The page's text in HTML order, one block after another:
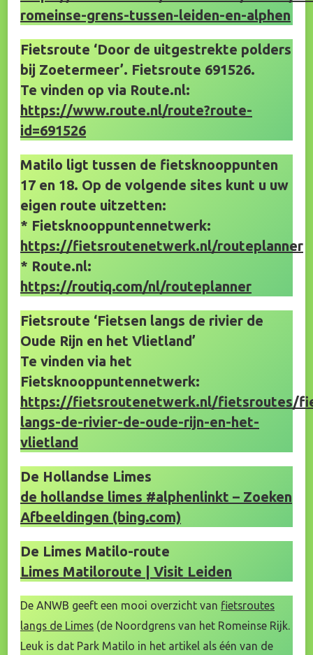
romeinse-grens-tussen-leiden-en-alphen
Fietsroute ‘Door de uitgestrekte polders
bij Zoetermeer’. Fietsroute 691526.
Te vinden op via Route.nl:
https://www.route.nl/route?route-
id=691526
Matilo ligt tussen de fietsknooppunten
17 en 18. Op de volgende sites kunt u uw
eigen route uitzetten:
* Fietsknooppuntennetwerk:
https://fietsroutenetwerk.nl/routeplanner
* Route.nl:
https://routiq.com/nl/routeplanner
Fietsroute ‘Fietsen langs de rivier de
Oude Rijn en het Vlietland’
Te vinden via het
Fietsknooppuntennetwerk:
https://fietsroutenetwerk.nl/fietsroutes/
langs-de-rivier-de-oude-rijn-en-het-
vlietland
De Hollandse Limes
de hollandse limes #alphenlinkt – Zoeken
Afbeeldingen (bing.com)
De Limes Matilo-route
Limes Matiloroute | Visit Leiden
De ANWB geeft een mooi overzicht van fietsroutes
langs de Limes (de Noordgrens van het Romeinse Rijk.
Leuk is dat Park Matilo in het artikel als één van de